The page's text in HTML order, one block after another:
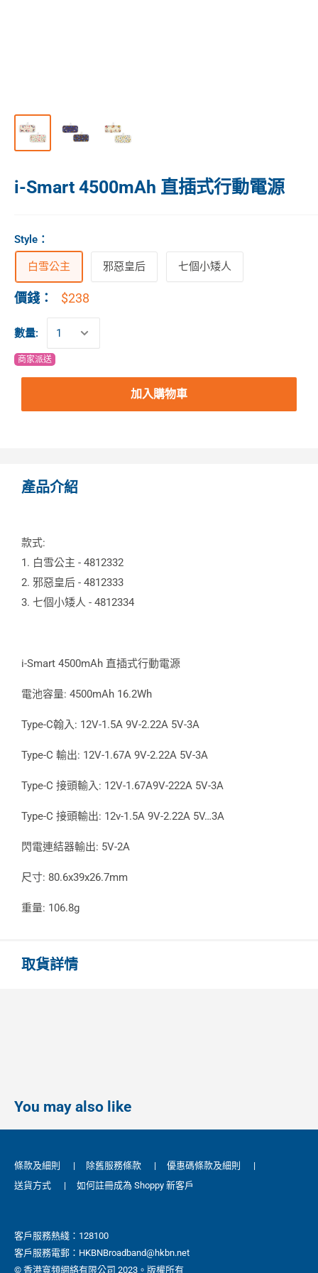
i-Smart 4500mAh 直插式行動電源
Style ：
白雪公主 邪惡皇后 七個小矮人
價錢： $238
數量:
商家派送
加入購物車
產品介紹
款式:
1. 白雪公主 - 4812332
2. 邪惡皇后 - 4812333
3. 七個小矮人 - 4812334
i-Smart 4500mAh 直插式行動電源
電池容量: 4500mAh 16.2Wh
Type-C翰入: 12V-1.5A 9V-2.22A 5V-3A
Type-C 輸出: 12V-1.67A 9V-2.22A 5V-3A
Type-C 接頭輸入: 12V-1.67A9V-222A 5V-3A
Type-C 接頭輸出: 12v-1.5A 9V-2.22A 5V…3A
閃電連結器輸出: 5V-2A
尺寸: 80.6x39x26.7mm
重量: 106.8g
取貨詳情
You may also like
條款及細則 | 除舊服務條款 | 優惠碼條款及細則
|
送貨方式
| 如何註冊成為 Shoppy 新客戶
客戶服務熱綫：128100
客戶服務電郵：HKBNBroadband@hkbn.net
© 香港寬頻網絡有限公司 2023。版權所有